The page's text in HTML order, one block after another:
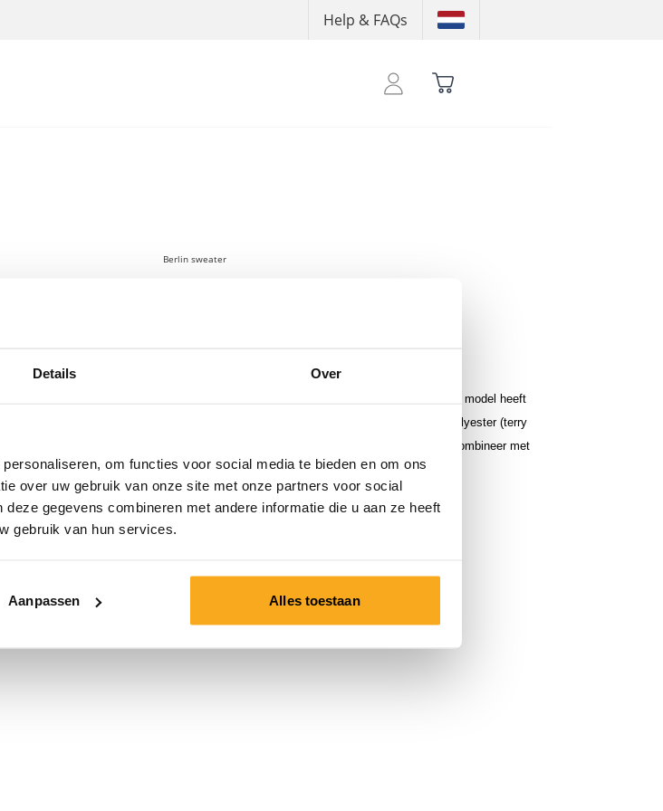
Details Over
om functies voor social media te bieden en om ons
over uw gebruik van onze site met onze partners voor social
gegevens combineren met andere informatie die u aan ze heeft
gebruik van hun services.
Aanpassen Alles toestaan
Help & FAQs
Berlin sweater
Sweatshirt met ON THAT ASS logo op de linkerborst. Dit model heeft
een regular fit en is gemaakt van 60% katoen en 40% polyester (terry
back, 300 gsm) voor een zachte en comfortabele feel. Combineer met
de Apollo sweatpants voor de perfecte match.
Kleur: